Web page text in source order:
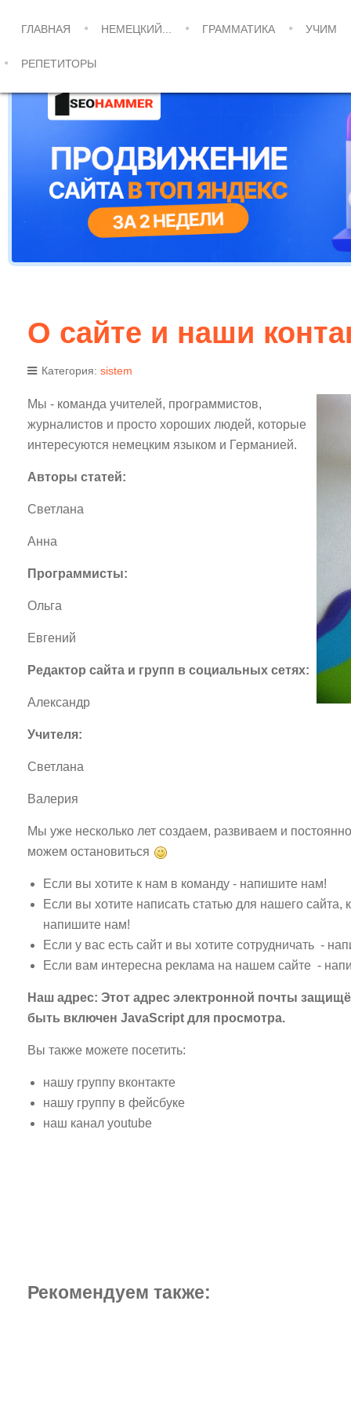
ГЛАВНАЯ НЕМЕЦКИЙ... ГРАММАТИКА УЧИМ
РЕПЕТИТОРЫ
О сайте и наши
Категория: sistem
Мы - команда учителей, программистов,
журналистов и просто хороших людей, которые
интересуются немецким языком и Германией.
Авторы статей:
Светлана
Анна
Программисты:
Ольга
Евгений
Редактор сайта и групп в социальных сетях:
Александр
Учителя:
Светлана
Валерия
Мы уже несколько лет создаем, развиваем и
можем остановиться
Если вы хотите к нам в команду - напишите нам!
Если вы хотите написать статью для нашего сайта,
напишите нам!
Если у вас есть сайт и вы хотите сотрудничать -
Если вам интересна реклама на нашем сайте -
Наш адрес: Этот адрес электронной почты
быть включен JavaScript для просмотра.
Вы также можете посетить:
нашу группу вконтакте
нашу группу в фейсбуке
наш канал youtube
Рекомендуем также: